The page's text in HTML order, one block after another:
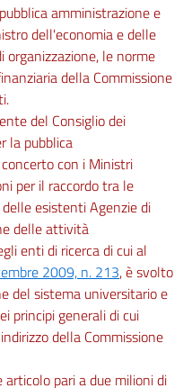
amministrazione e
dell'economia e delle
le norme
della Commissione
del Consiglio dei
la pubblica
con i Ministri
per il raccordo tra le
esistenti Agenzie di
delle attività
enti di ricerca di cui al
2009, n. 213, è svolto
del sistema universitario e
principi generali di cui
della Commissione
pari a due milioni di